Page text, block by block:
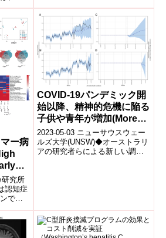
する
ー病
研究所
認知症
では
研究者
の
COVID-19パンデミック開
始以降、精神的危機に陥る
子供や青年が増加(More
children and adolescents
in mental health crisis
since beginning of
2023-05-03 ニューサウスウェー
ルズ大学(UNSW)◆オーストラリ
アの研究者らによる新しい調査